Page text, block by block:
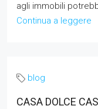
agli immobili
Continua a leggere
blog
CASA DOLCE